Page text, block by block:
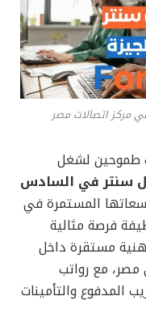
مركز اتصالات مصر
لشغل
سنتر في السادس
المستمرة في
فرصة مثالية
مستقرة داخل
مصر، مع رواتب
المدفوع والتأمينات